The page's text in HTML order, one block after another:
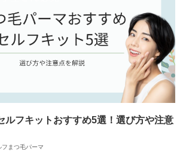
ルフキットおすすめ5選！選び方や注意
フまつ毛パーマ